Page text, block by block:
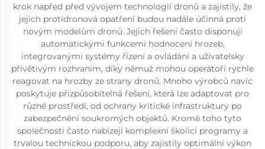
krok napřed před vývojem technologií dronů a zajistily, že
jejich protidronová opatření budou nadále účinná proti
novým modelům dronů. Jejich řešení často disponují
automatickými funkcemi hodnocení hrozeb,
integrovanými systémy řízení a ovládání a uživatelsky
přívětivým rozhraním, díky němuž mohou operátoři rychle
reagovat na hrozby ze strany dronů. Mnoho výrobců navíc
poskytuje přizpůsobitelná řešení, která lze adaptovat pro
různé prostředí, od ochrany kritické infrastruktury po
zabezpečnění soukromých objektů. Kromě toho tyto
společnosti často nabízejí komplexní školicí programy a
trvalou technickou podporu, aby zajistily optimální výkon